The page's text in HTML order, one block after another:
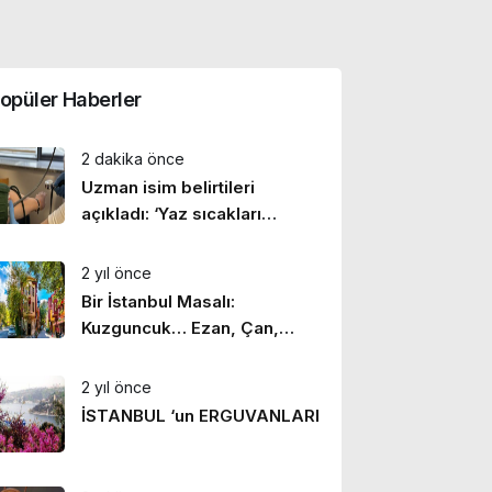
Haberler
2 dakika önce
Uzman isim belirtileri
açıkladı: ‘Yaz sıcakları
oluşturuyor’
2 yıl önce
Bir İstanbul Masalı:
Kuzguncuk… Ezan, Çan,
2 yıl önce
İSTANBUL ‘un ERGUVANLARI